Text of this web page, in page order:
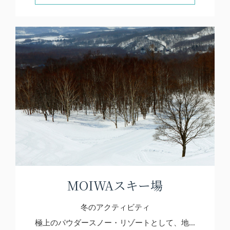
MOIWAスキー場
冬のアクティビティ
極上のパウダースノー・リゾートとして、地…